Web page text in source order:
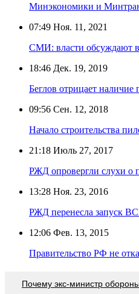
Минэкономики и
07:49 Ноя. 11, 2021
СМИ: власти обсуждают
18:46 Дек. 19, 2019
Беглов отрицает
09:56 Сен. 12, 2018
Начало строительства
21:18 Июль 27, 2017
РЖД опровергли слухи о
13:28 Ноя. 23, 2016
РЖД перенесла запуск
12:06 Фев. 13, 2015
Правительство РФ не
Почему экс-министр